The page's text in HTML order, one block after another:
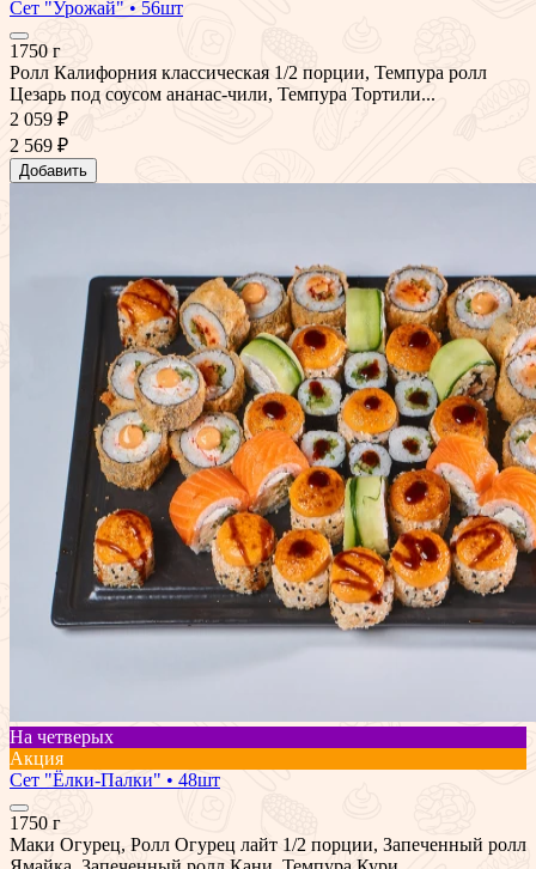
Сет "Урожай" • 56шт
1750 г
Ролл Калифорния классическая 1/2 порции, Темпура ролл
Цезарь под соусом ананас-чили, Темпура Тортили...
2 059 ₽
2 569 ₽
Добавить
На четверых
Акция
Сет "Ёлки-Палки" • 48шт
1750 г
Маки Огурец, Ролл Огурец лайт 1/2 порции, Запеченный ролл